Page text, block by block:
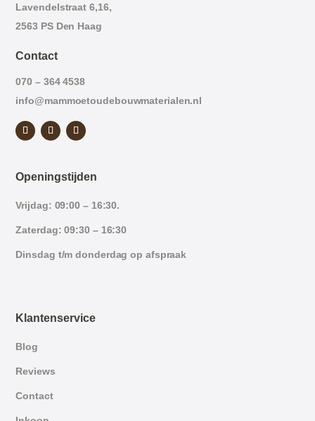
Lavendelstraat 6,16,
2563 PS Den Haag
Contact
070 – 364 4538
info@mammoetoudebouwmaterialen.nl
Openingstijden
Vrijdag: 09:00 – 16:30.
Zaterdag: 09:30 – 16:30
Dinsdag t/m donderdag op afspraak
Klantenservice
Blog
Reviews
Contact